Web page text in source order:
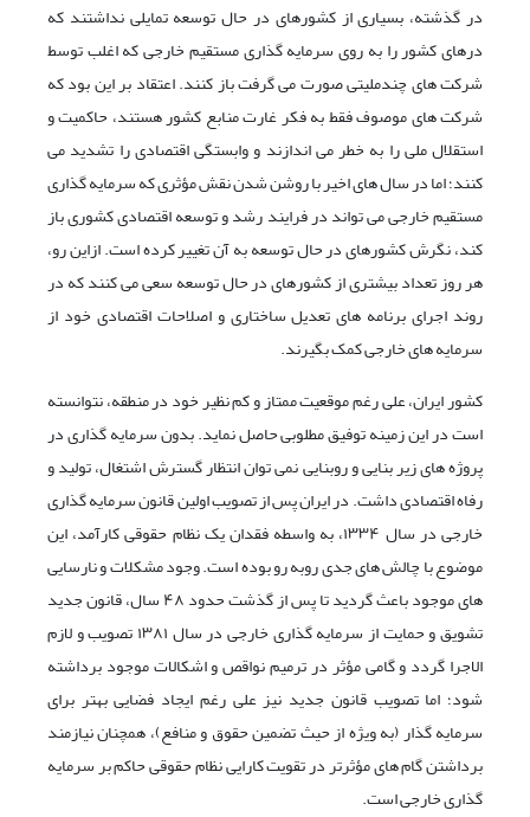
در گذشته، بسیاری از کشورهای در حال توسعه تمایلی نداشتند که
درهای کشور را به روی سرمایه گذاری مستقیم خارجی که اغلب توسط
شرکت های چندملیتی صورت می گرفت باز کنند. اعتقاد بر این بود که
شرکت های موصوف فقط به فکر غارت منابع کشور هستند، حاکمیت و
استقلال ملی را به خطر می اندازند و وابستگی اقتصادی را تشدید می
کنند؛ اما در سال های اخیر با روشن شدن نقش مؤثری که سرمایه گذاری
مستقیم خارجی می تواند در فرایند رشد و توسعه اقتصادی کشوری باز
کند، نگرش کشورهای در حال توسعه به آن تغییر کرده است. ازاین رو،
هر روز تعداد بیشتری از کشورهای در حال توسعه سعی می کنند که در
روند اجرای برنامه های تعدیل ساختاری و اصلاحات اقتصادی خود از
سرمایه های خارجی کمک بگیرند.
کشور ایران، علی رغم موقعیت ممتاز و کم نظیر خود در منطقه، نتوانسته
است در این زمینه توفیق مطلوبی حاصل نماید. بدون سرمایه گذاری در
پروژه های زیر بنایی و روبنایی نمی توان انتظار گسترش اشتغال، تولید و
رفاه اقتصادی داشت. در ایران پس از تصویب اولین قانون سرمایه گذاری
خارجی در سال ۱۳۳۴، به واسطه فقدان یک نظام حقوقی کارآمد، این
موضوع با چالش های جدی روبه رو بوده است. وجود مشکلات و نارسایی
های موجود باعث گردید تا پس از گذشت حدود ۴۸ سال، قانون جدید
تشویق و حمایت از سرمایه گذاری خارجی در سال ۱۳۸۱ تصویب و لازم
الاجرا گردد و گامی مؤثر در ترمیم نواقص و اشکالات موجود برداشته
شود؛ اما تصویب قانون جدید نیز علی رغم ایجاد فضایی بهتر برای
سرمایه گذار (به ویژه از حیث تضمین حقوق و منافع)، همچنان نیازمند
برداشتن گام های مؤثرتر در تقویت کارایی نظام حقوقی حاکم بر سرمایه
گذاری خارجی است.